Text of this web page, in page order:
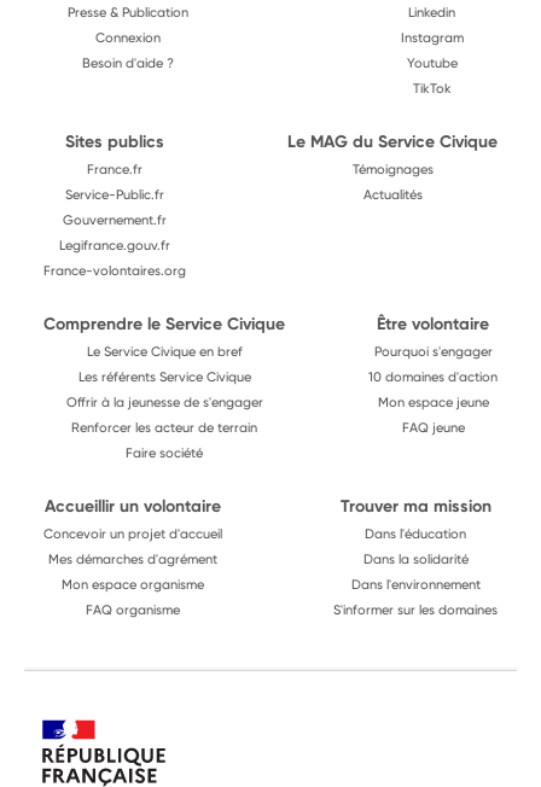
Presse & Publication
Connexion
Besoin d'aide ?
Linkedin
Instagram
Youtube
TikTok
Sites publics
France.fr
Service-Public.fr
Gouvernement.fr
Legifrance.gouv.fr
France-volontaires.org
Le MAG du Service Civique
Témoignages
Actualités
Comprendre le Service Civique
Le Service Civique en bref
Les référents Service Civique
Offrir à la jeunesse de s'engager
Renforcer les acteur de terrain
Faire société
Être volontaire
Pourquoi s'engager
10 domaines d'action
Mon espace jeune
FAQ jeune
Accueillir un volontaire
Concevoir un projet d'accueil
Mes démarches d'agrément
Mon espace organisme
FAQ organisme
Trouver ma mission
Dans l'éducation
Dans la solidarité
Dans l'environnement
S'informer sur les domaines